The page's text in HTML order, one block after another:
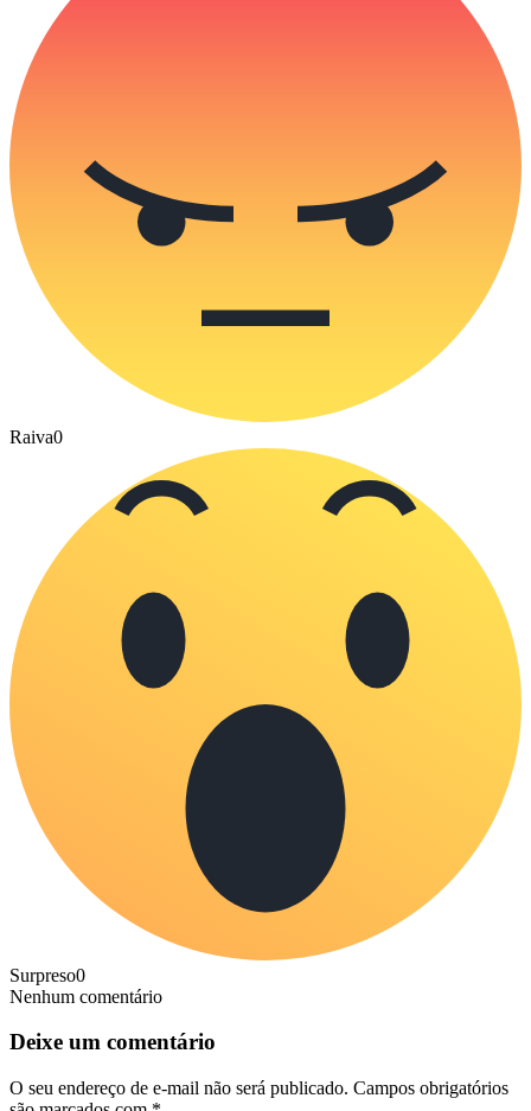
Raiva0
Surpreso0
Nenhum comentário
Deixe um comentário
O seu endereço de e-mail não será publicado. Campos obrigatórios